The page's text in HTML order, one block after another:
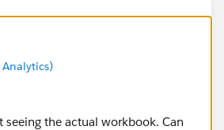
the actual workbook. Can